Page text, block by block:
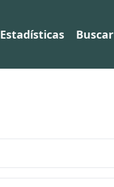
Estadísticas Buscar